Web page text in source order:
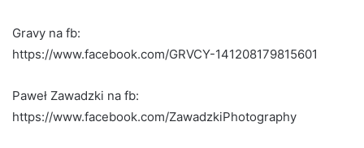
Gravy na fb:
https://www.facebook.com/GRVCY-141208179815601
Paweł Zawadzki na fb:
https://www.facebook.com/ZawadzkiPhotography